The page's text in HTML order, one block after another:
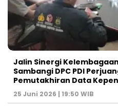
Jalin Sinergi
Sambangi DPC PDI
Pemutakhiran Data
25 Juni 2026 | 19:50 WIB